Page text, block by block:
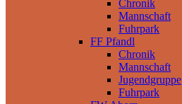
Chronik
Mannschaft
Fuhrpark
FF Pfandl
Chronik
Mannschaft
Jugendgruppe
Fuhrpark